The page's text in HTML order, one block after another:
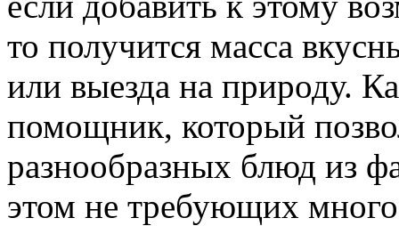
то получится масса
или выезда на природу.
помощник, который
разнообразных блюд из
этом не требующих